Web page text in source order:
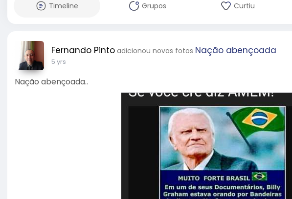
Timeline Grupos Curtiu
Fernando Pinto adicionou novas fotos Nação abençoada
5 yrs
Nação abençoada..